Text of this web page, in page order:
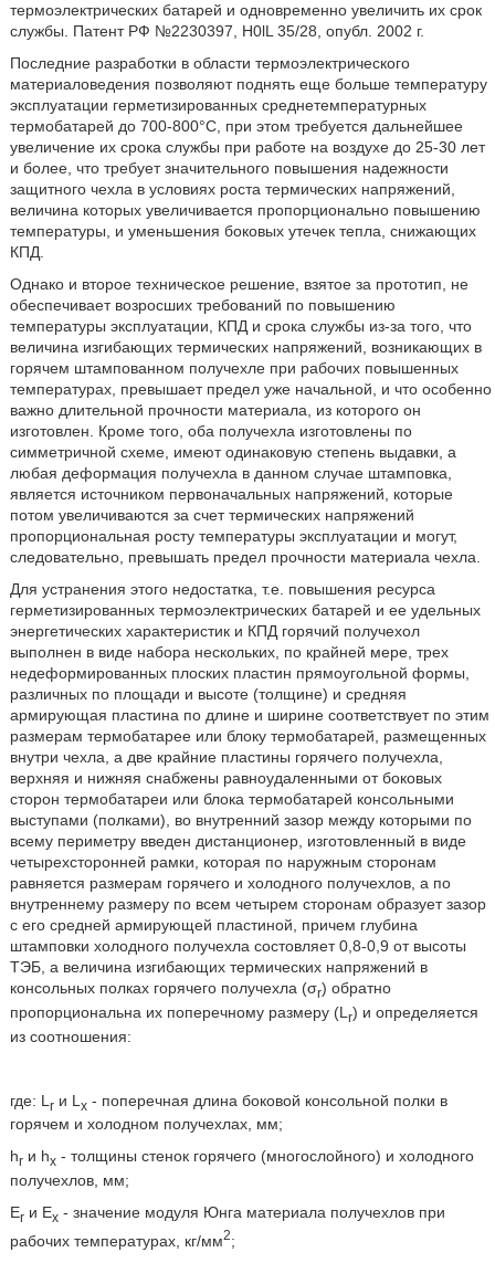
термоэлектрических батарей и одновременно увеличить их срок
службы. Патент РФ №2230397, H0lL 35/28, опубл. 2002 г.
Последние разработки в области термоэлектрического
материаловедения позволяют поднять еще больше температуру
эксплуатации герметизированных среднетемпературных
термобатарей до 700-800°С, при этом требуется дальнейшее
увеличение их срока службы при работе на воздухе до 25-30 лет
и более, что требует значительного повышения надежности
защитного чехла в условиях роста термических напряжений,
величина которых увеличивается пропорционально повышению
температуры, и уменьшения боковых утечек тепла, снижающих
КПД.
Однако и второе техническое решение, взятое за прототип, не
обеспечивает возросших требований по повышению
температуры эксплуатации, КПД и срока службы из-за того, что
величина изгибающих термических напряжений, возникающих в
горячем штампованном получехле при рабочих повышенных
температурах, превышает предел уже начальной, и что особенно
важно длительной прочности материала, из которого он
изготовлен. Кроме того, оба получехла изготовлены по
симметричной схеме, имеют одинаковую степень выдавки, а
любая деформация получехла в данном случае штамповка,
является источником первоначальных напряжений, которые
потом увеличиваются за счет термических напряжений
пропорциональная росту температуры эксплуатации и могут,
следовательно, превышать предел прочности материала чехла.
Для устранения этого недостатка, т.е. повышения ресурса
герметизированных термоэлектрических батарей и ее удельных
энергетических характеристик и КПД горячий получехол
выполнен в виде набора нескольких, по крайней мере, трех
недеформированных плоских пластин прямоугольной формы,
различных по площади и высоте (толщине) и средняя
армирующая пластина по длине и ширине соответствует по этим
размерам термобатарее или блоку термобатарей, размещенных
внутри чехла, а две крайние пластины горячего получехла,
верхняя и нижняя снабжены равноудаленными от боковых
сторон термобатареи или блока термобатарей консольными
выступами (полками), во внутренний зазор между которыми по
всему периметру введен дистанционер, изготовленный в виде
четырехсторонней рамки, которая по наружным сторонам
равняется размерам горячего и холодного получехлов, а по
внутреннему размеру по всем четырем сторонам образует зазор
с его средней армирующей пластиной, причем глубина
штамповки холодного получехла состовляет 0,8-0,9 от высоты
ТЭБ, а величина изгибающих термических напряжений в
консольных полках горячего получехла (σr) обратно
пропорциональна их поперечному размеру (L r) и определяется
из соотношения:
где: L rи L x- поперечная длина боковой консольной полки в
горячем и холодном получехлах, мм;
hrи hx- толщины стенок горячего (многослойного) и холодного
получехлов, мм;
Erи Ех- значение модуля Юнга материала получехлов при
рабочих температурах, кг/мм2;